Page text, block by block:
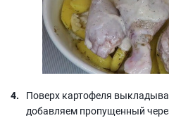
Поверх картофеля
добавляем пропущенный